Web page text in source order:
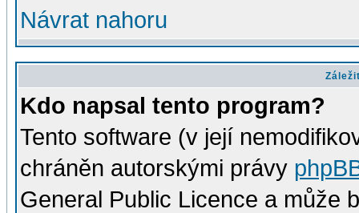
Návrat nahoru
Kdo napsal tento program?
Tento software (v její
chráněn autorskými právy
General Public Licence a může